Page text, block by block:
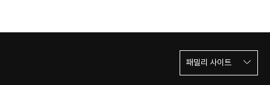
패밀리 사이트